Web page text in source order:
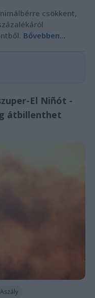
csökkent,
Bővebben...
El Niñót -
átbillenthet
Aszály